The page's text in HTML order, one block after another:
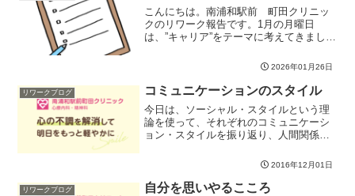
こんにちは。南浦和駅前 町田クリニッ
クのリワーク報告です。1月の月曜日
は、”キャリア”をテーマに考えてきまし
ても、、、と思うかもしれませんね。一
度仕事から離れられるこの一時期に、し
ばらく働いてみた経験をふ...
2026年01月26日
リワークブログ コミュニケーションのスタイル
今日は、ソーシャル・スタイルという理
論を使って、それぞれのコミュニケーシ
ョン・スタイルを振り返り、人間関係に
って自分のコミュニケーションのあり方
を振り返り、他の人からどのタイプに当
てはまるのか予想してもら...
2016年12月01日
リワークブログ 自分を思いやるこころ